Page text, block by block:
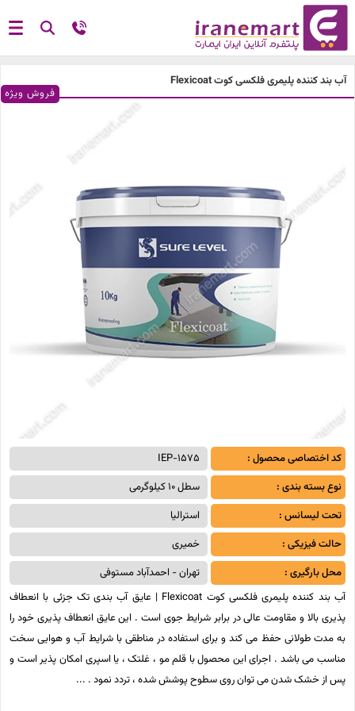
آب بند کننده پلیمری فلکسی کوت Flexicoat
کد اختصاصی محصول :
IEP-1575
نوع بسته بندی :
سطل 10 کیلوگرمی
تحت لیسانس :
استرالیا
حالت فیزیکی :
خمیری
محل بارگیری :
تهران - احمدآباد مستوفی
آب بند کننده پلیمری فلکسی کوت Flexicoat | عایق آب بندى تک جزئى با انعطاف
پذیرى بالا و مقاومت عالى در برابر شرایط جوى است . این عایق انعطاف پذیرى خود را
به مدت طولانى حفظ مى کند و براى استفاده در مناطقى با شرایط آب و هوایى سخت
مناسب مى باشد . اجراى این محصول با قلم مو ، غلتک ، یا اسپرى امکان پذیر است و
پس از خشک شدن مى توان روى سطوح پوشش شده ، تردد نمود .
فروش ویژه